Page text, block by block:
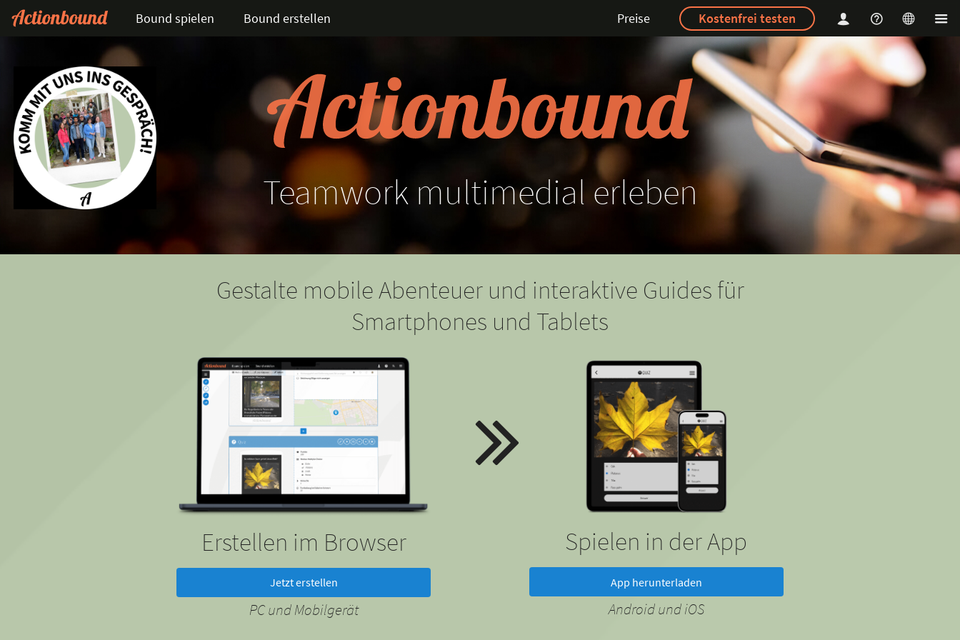
Bound spielen Bound erstellen Preise Kostenfrei testen
Teamwork multimedial erleben
Gestalte mobile Abenteuer und interaktive Guides für
Smartphones und Tablets
Erstellen im Browser
Jetzt erstellen
PC und Mobilgerät
Spielen in der App
App herunterladen
Android und iOS